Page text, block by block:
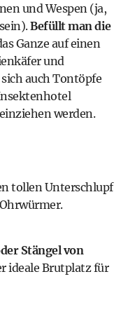
undWespen (ja,
Befüllt man die
Ganze auf einen
und
auch Tontöpfe
werden.
tollen Unterschlupf
Stängel von
ideale Brutplatz für